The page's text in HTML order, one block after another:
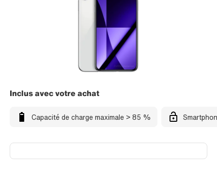
Inclus avec votre achat
Capacité de charge maximale > 85 %